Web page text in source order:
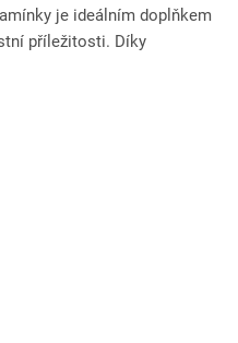
je ideálním doplňkem
příležitosti. Díky